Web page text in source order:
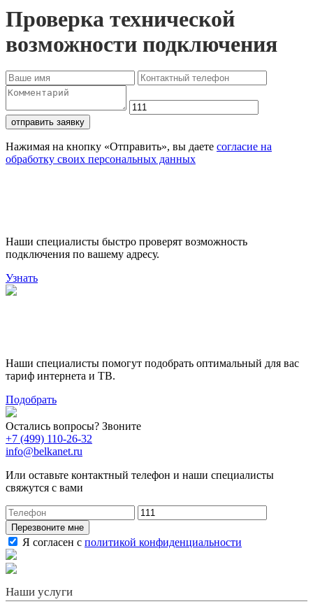
Проверка технической
возможности подключения
отправить заявку
Нажимая на кнопку «Отправить», вы даете согласие на
обработку своих персональных данных
Наши специалисты быстро проверят возможность
подключения по вашему адресу.
Узнать
Наши специалисты помогут подобрать оптимальный для вас
тариф интернета и ТВ.
Подобрать
Остались вопросы? Звоните
+7 (499) 110-26-32
info@belkanet.ru
Или оставьте контактный телефон и наши специалисты
свяжутся с вами
Перезвоните мне
Я согласен с политикой конфиденциальности
Наши услуги